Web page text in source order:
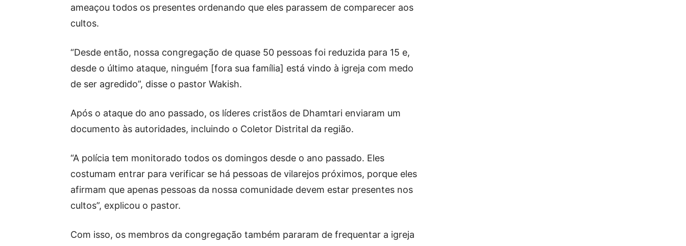
ameaçou todos os presentes ordenando que eles parassem de comparecer aos
cultos.
“Desde então, nossa congregação de quase 50 pessoas foi reduzida para 15 e,
desde o último ataque, ninguém [fora sua família] está vindo à igreja com medo
de ser agredido”, disse o pastor Wakish.
Após o ataque do ano passado, os líderes cristãos de Dhamtari enviaram um
documento às autoridades, incluindo o Coletor Distrital da região.
“A polícia tem monitorado todos os domingos desde o ano passado. Eles
costumam entrar para verificar se há pessoas de vilarejos próximos, porque eles
afirmam que apenas pessoas da nossa comunidade devem estar presentes nos
cultos”, explicou o pastor.
Com isso, os membros da congregação também pararam de frequentar a igreja